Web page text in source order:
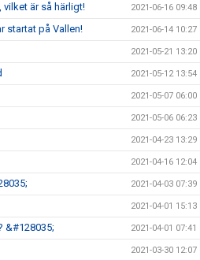
är så härligt! 2021-06-16 09:48
startat på Vallen! 2021-06-14 10:27
2021-05-21 13:20
2021-05-12 13:54
2021-05-07 06:00
2021-05-06 06:23
2021-04-23 13:29
2021-04-16 12:04
2021-04-03 07:39
2021-04-01 15:13
&#128035; 2021-04-01 07:41
2021-03-30 12:07